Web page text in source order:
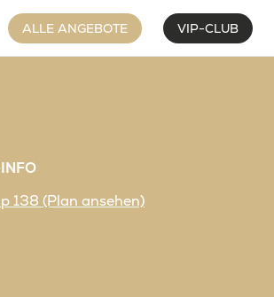
ALLE ANGEBOTE VIP-CLUB
138 (Plan ansehen)